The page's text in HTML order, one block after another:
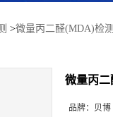
>微量丙二醛(MDA)检
微量丙
品牌： 贝博